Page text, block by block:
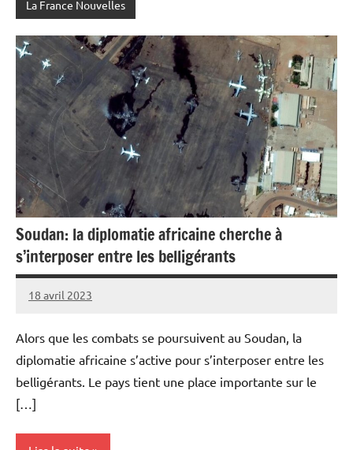
La France Nouvelles
Soudan: la diplomatie africaine cherche à
s’interposer entre les belligérants
18 avril 2023
Admins
Alors que les combats se poursuivent au Soudan, la
diplomatie africaine s’active pour s’interposer entre les
belligérants. Le pays tient une place importante sur le
[…]